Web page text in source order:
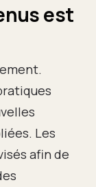
est
Les
afin de